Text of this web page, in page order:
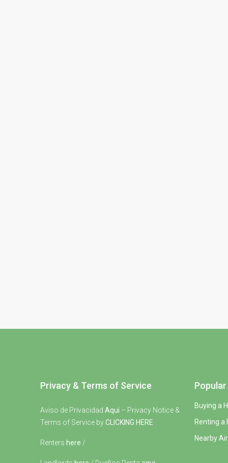
Privacy & Terms of Service
Aviso de Privacidad Aqui – Privacy Notice &
Terms of Service byCLICKING HERE
Renters here /
Buying a
Renting a
Nearby